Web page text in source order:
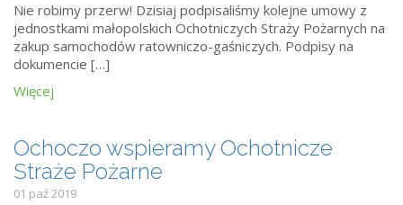
Nie robimy przerw! Dzisiaj podpisaliśmy kolejne umowy z
jednostkami małopolskich Ochotniczych Straży Pożarnych na
zakup samochodów ratowniczo-gaśniczych. Podpisy na
dokumencie […]
Więcej
Ochoczo wspieramy Ochotnicze
Straże Pożarne
01 paź 2019